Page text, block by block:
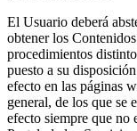
El Usuario deberá
obtener los
procedimientos
puesto a su
efecto en las páginas
general, de los que se
efecto siempre que no